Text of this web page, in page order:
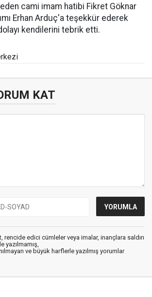
cami imam hatibi Fikret Göknar
Erhan Arduç'a teşekkür ederek
kendilerini tebrik etti.
KAT
rencide edici cümleler veya imalar, inançlara saldırı
yazılmamış,
ve büyük harflerle yazılmış yorumlar